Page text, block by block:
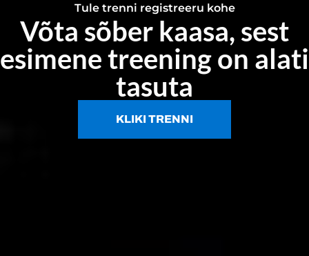
Tule trenni registreeru kohe
Võta sõber kaasa, sest
esimene treening on alati
tasuta
KLIKI TRENNI